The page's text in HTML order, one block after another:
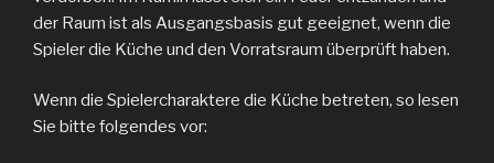
der Raum ist als Ausgangsbasis gut geeignet, wenn die
Spieler die Küche und den Vorratsraum überprüft haben.
Wenn die Spielercharaktere die Küche betreten, so lesen
Sie bitte folgendes vor: